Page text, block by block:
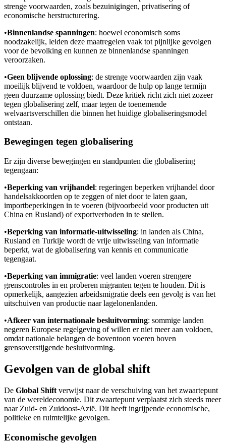
strenge voorwaarden, zoals bezuinigingen, privatisering of
economische herstructurering.
•Binnenlandse spanningen: hoewel economisch soms
noodzakelijk, leiden deze maatregelen vaak tot pijnlijke gevolgen
voor de bevolking en kunnen ze binnenlandse spanningen
veroorzaken.
•Geen blijvende oplossing: de strenge voorwaarden zijn vaak
moeilijk blijvend te voldoen, waardoor de hulp op lange termijn
geen duurzame oplossing biedt. Deze kritiek richt zich niet zozeer
tegen globalisering zelf, maar tegen de toenemende
welvaartsverschillen die binnen het huidige globaliseringsmodel
ontstaan.
Bewegingen tegen globalisering
Er zijn diverse bewegingen en standpunten die globalisering
tegengaan:
•Beperking van vrijhandel: regeringen beperken vrijhandel door
handelsakkoorden op te zeggen of niet door te laten gaan,
importbeperkingen in te voeren (bijvoorbeeld voor producten uit
China en Rusland) of exportverboden in te stellen.
•Beperking van informatie-uitwisseling: in landen als China,
Rusland en Turkije wordt de vrije uitwisseling van informatie
beperkt, wat de globalisering van kennis en communicatie
tegengaat.
•Beperking van immigratie: veel landen voeren strengere
grenscontroles in en proberen migranten tegen te houden. Dit is
opmerkelijk, aangezien arbeidsmigratie deels een gevolg is van het
uitschuiven van productie naar lagelonenlanden.
•Afkeer van internationale besluitvorming: sommige landen
negeren Europese regelgeving of willen er niet meer aan voldoen,
omdat nationale belangen de boventoon voeren boven
grensoverstijgende besluitvorming.
Gevolgen van de global shift
De Global Shift verwijst naar de verschuiving van het zwaartepunt
van de wereldeconomie. Dit zwaartepunt verplaatst zich steeds meer
naar Zuid- en Zuidoost-Azië. Dit heeft ingrijpende economische,
politieke en ruimtelijke gevolgen.
Economische gevolgen